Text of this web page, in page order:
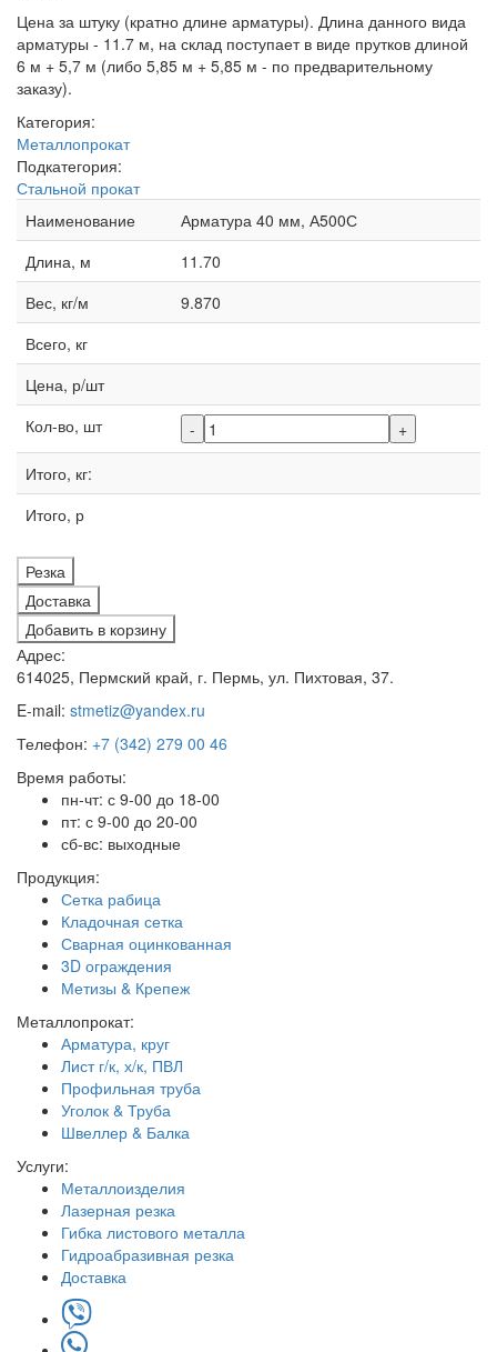
Цена за штуку (кратно длине арматуры). Длина данного вида
арматуры - 11.7 м, на склад поступает в виде прутков длиной
6 м + 5,7 м (либо 5,85 м + 5,85 м - по предварительному
заказу).
Категория:
Металлопрокат
Подкатегория:
Стальной прокат
Наименование
Арматура 40 мм, А500С
Длина, м
11.70
Вес, кг/м
9.870
Всего, кг
Цена, р/шт
Кол-во, шт
-
+
Итого, кг:
Итого, р
Резка
Доставка
Добавить в корзину
Адрес:
614025, Пермский край, г. Пермь, ул. Пихтовая, 37.
E-mail: stmetiz@yandex.ru
Телефон: +7 (342) 279 00 46
Время работы:
пн-чт: с 9-00 до 18-00
пт: с 9-00 до 20-00
сб-вс: выходные
Продукция:
Сетка рабица
Кладочная сетка
Сварная оцинкованная
3D ограждения
Метизы & Крепеж
Металлопрокат:
Арматура, круг
Лист г/к, х/к, ПВЛ
Профильная труба
Уголок & Труба
Швеллер & Балка
Услуги:
Металлоизделия
Лазерная резка
Гибка листового металла
Гидроабразивная резка
Доставка